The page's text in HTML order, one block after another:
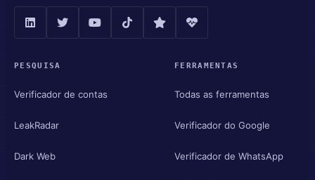
PESQUISA
Verificador de contas
LeakRadar
Dark Web
FERRAMENTAS
Todas as ferramentas
Verificador do Google
Verificador de WhatsApp